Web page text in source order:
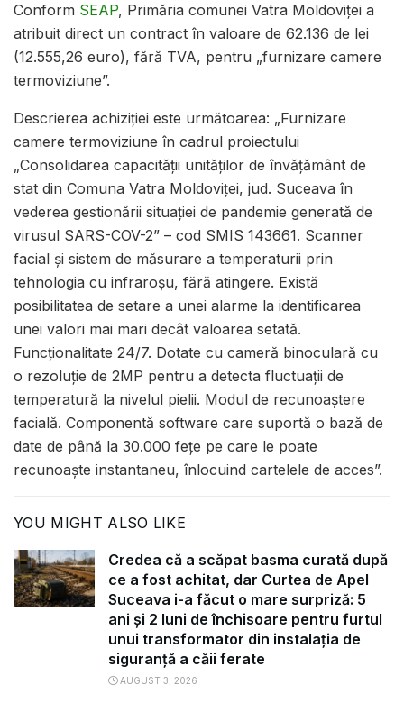
Conform SEAP, Primăria comunei Vatra Moldoviței a
atribuit direct un contract în valoare de 62.136 de lei
(12.555,26 euro), fără TVA, pentru „furnizare camere
termoviziune”.
Descrierea achiziției este următoarea: „Furnizare
camere termoviziune în cadrul proiectului
„Consolidarea capacității unităților de învățământ de
stat din Comuna Vatra Moldoviței, jud. Suceava în
vederea gestionării situației de pandemie generată de
virusul SARS-COV-2” – cod SMIS 143661. Scanner
facial și sistem de măsurare a temperaturii prin
tehnologia cu infraroșu, fără atingere. Există
posibilitatea de setare a unei alarme la identificarea
unei valori mai mari decât valoarea setată.
Funcționalitate 24/7. Dotate cu cameră binoculară cu
o rezoluție de 2MP pentru a detecta fluctuații de
temperatură la nivelul pielii. Modul de recunoaștere
facială. Componentă software care suportă o bază de
date de până la 30.000 fețe pe care le poate
recunoaște instantaneu, înlocuind cartelele de acces”.
YOU MIGHT ALSO LIKE
Credea că a scăpat basma curată după
ce a fost achitat, dar Curtea de Apel
Suceava i-a făcut o mare surpriză: 5
ani și 2 luni de închisoare pentru furtul
unui transformator din instalația de
siguranță a căii ferate
AUGUST 3, 2026